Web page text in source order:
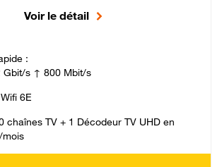
Voir le détail
:
Gbit/s ↑ 800 Mbit/s
6E
chaînes TV + 1 Décodeur TV UHD en
mois